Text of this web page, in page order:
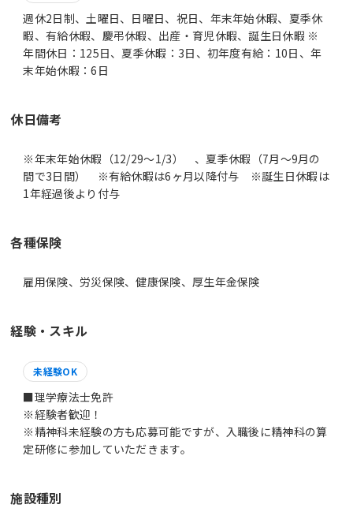
週休2日制、土曜日、日曜日、祝日、年末年始休暇、夏季休
暇、有給休暇、慶弔休暇、出産・育児休暇、誕生日休暇 ※
年間休日：125日、夏季休暇：3日、初年度有給：10日、年
末年始休暇：6日
休日備考
※年末年始休暇（12/29～1/3） 、夏季休暇（7月～9月の
間で3日間） ※有給休暇は6ヶ月以降付与 ※誕生日休暇は
1年経過後より付与
各種保険
雇用保険、労災保険、健康保険、厚生年金保険
経験・スキル
未経験OK
■理学療法士免許
※経験者歓迎！
※精神科未経験の方も応募可能ですが、入職後に精神科の算
定研修に参加していただきます。
施設種別